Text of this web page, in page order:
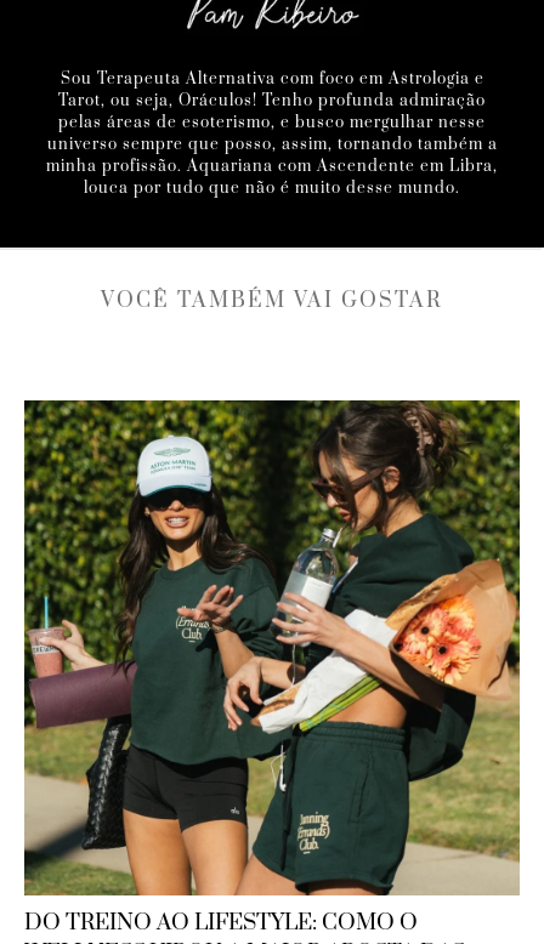
Sou Terapeuta Alternativa com foco em Astrologia e
Tarot, ou seja, Oráculos! Tenho profunda admiração
pelas áreas de esoterismo, e busco mergulhar nesse
universo sempre que posso, assim, tornando também a
minha profissão. Aquariana com Ascendente em Libra,
louca por tudo que não é muito desse mundo.
VOCÊ TAMBÉM VAI GOSTAR
DO TREINO AO LIFESTYLE: COMO O